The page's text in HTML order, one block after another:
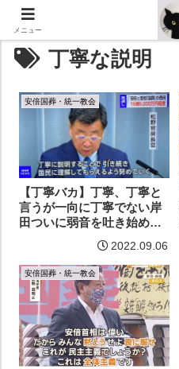
丁寧な説明
安倍国葬・統一教会
【丁寧バカ】丁寧、丁寧と
言うが一向に丁寧でない岸
田ついに弱音を吐き始め
2022.09.06
安倍国葬・統一教会
メニュー